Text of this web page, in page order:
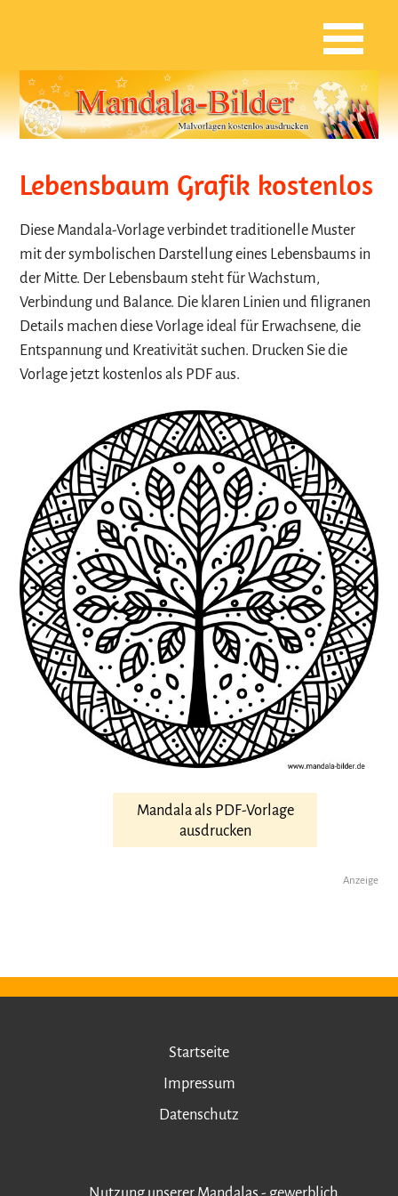
Lebensbaum Grafik kostenlos
Diese Mandala-Vorlage verbindet traditionelle Muster
mit der symbolischen Darstellung eines Lebensbaums in
der Mitte. Der Lebensbaum steht für Wachstum,
Verbindung und Balance. Die klaren Linien und filigranen
Details machen diese Vorlage ideal für Erwachsene, die
Entspannung und Kreativität suchen. Drucken Sie die
Vorlage jetzt kostenlos als PDF aus.
Mandala als PDF-Vorlage
ausdrucken
Anzeige
Startseite
Impressum
Datenschutz